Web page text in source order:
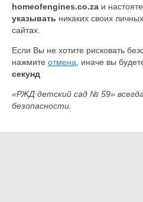
homeofengines.co.za и
указывать никаких своих
сайтах.
Если Вы не хотите рисковать
нажмите отмена , иначе вы
секунд
«РЖД детский сад № 59»
безопасности.